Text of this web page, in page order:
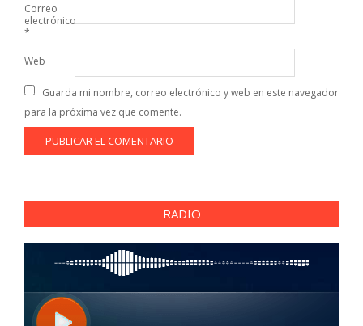
Correo
electrónico
*
Web
Guarda mi nombre, correo electrónico y web en este navegador
para la próxima vez que comente.
RADIO